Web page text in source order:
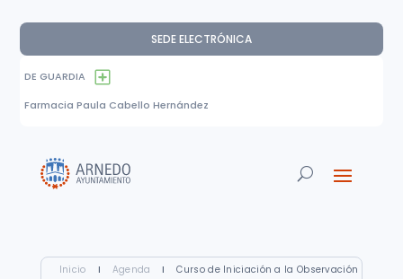
SEDE ELECTRÓNICA
DE GUARDIA
Farmacia Paula Cabello Hernández
Inicio I Agenda I
Curso de Iniciación a la Observación